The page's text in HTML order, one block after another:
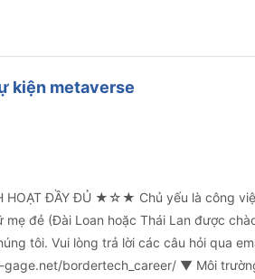
kiện metaverse
ĐẦY ĐỦ ★☆★ Chủ yếu là công
đẻ (Đài Loan hoặc Thái Lan được
tôi. Vui lòng trả lời các câu hỏi qua
bordertech_career/ ▼ Môi trường